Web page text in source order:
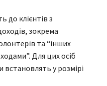
до клієнтів з
зокрема
та “інших
Для цих осіб
у розмірі